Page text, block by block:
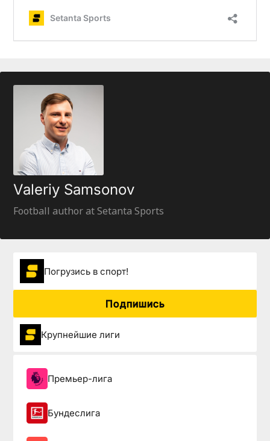
Valeriy Samsonov
Football author at Setanta Sports
Погрузиcь в спорт!
Подпишись
Крупнейшие лиги
Премьер-лига
Бундеслига